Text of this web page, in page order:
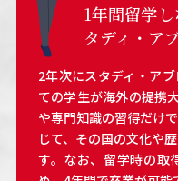
1年間留学
タディ・ア
2年次にスタディ・ア
ての学生が海外の提携
や専門知識の習得だけ
じて、その国の文化や
す。なお、留学時の取